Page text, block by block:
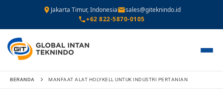
Jakarta Timur, Indonesia
sales@giteknindo.id
+62 822-5870-0105
Lompat
BERANDA MANFAAT ALAT HOLYKELL UNTUK INDUSTRI PERTANIAN